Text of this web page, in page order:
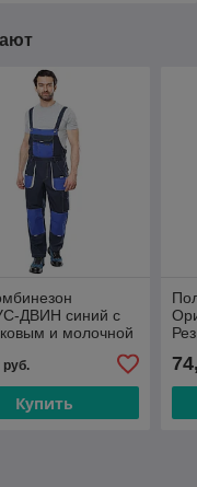
ДВИН синий с
и молочной
руб.
Купить